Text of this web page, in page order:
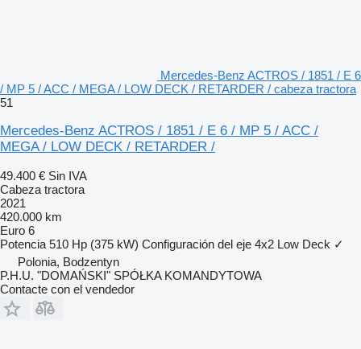
Mercedes-Benz ACTROS / 1851 / E 6
/ MP 5 / ACC / MEGA / LOW DECK / RETARDER / cabeza tractora
51
Mercedes-Benz ACTROS / 1851 / E 6 / MP 5 / ACC /
MEGA / LOW DECK / RETARDER /
49.400 € Sin IVA
Cabeza tractora
2021
420.000 km
Euro 6
Potencia 510 Hp (375 kW) Configuración del eje 4x2 Low Deck ✓
Polonia, Bodzentyn
P.H.U. "DOMAŃSKI" SPÓŁKA KOMANDYTOWA
Contacte con el vendedor